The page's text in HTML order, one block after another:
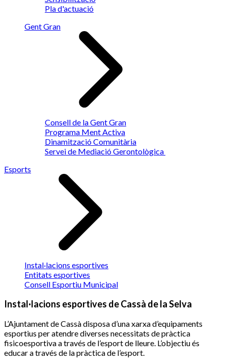
Pla d'actuació
Gent Gran
Consell de la Gent Gran
Programa Ment Activa
Dinamització Comunitària
Servei de Mediació Gerontològica
Esports
Instal·lacions esportives
Entitats esportives
Consell Esportiu Municipal
Instal·lacions esportives de Cassà de la Selva
L’Ajuntament de Cassà disposa d’una xarxa d’equipaments
esportius per atendre diverses necessitats de pràctica
fisicoesportiva a través de l’esport de lleure. L’objectiu és
educar a través de la pràctica de l’esport.